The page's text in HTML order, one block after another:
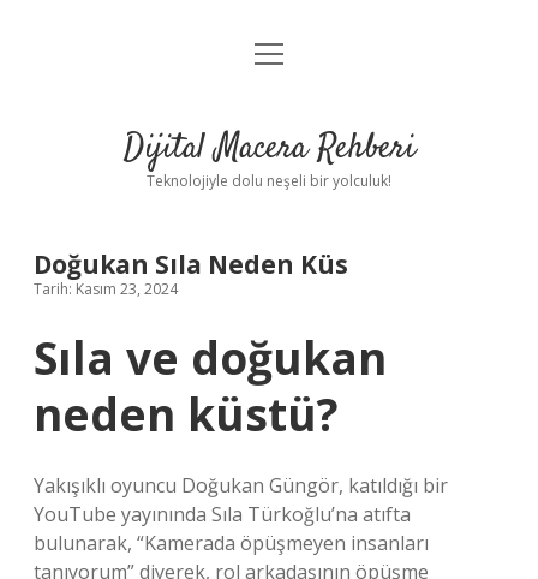
Anasayfa
Yasal Uyarı
menüyü
Dijital Macera Rehberi
Teknolojiyle dolu neşeli bir yolculuk!
Doğukan Sıla Neden Küs
Tarih: Kasım 23, 2024
Sıla ve doğukan
neden küstü?
Yakışıklı oyuncu Doğukan Güngör, katıldığı bir
YouTube yayınında Sıla Türkoğlu’na atıfta
bulunarak, “Kamerada öpüşmeyen insanları
tanıyorum” diyerek, rol arkadaşının öpüşme